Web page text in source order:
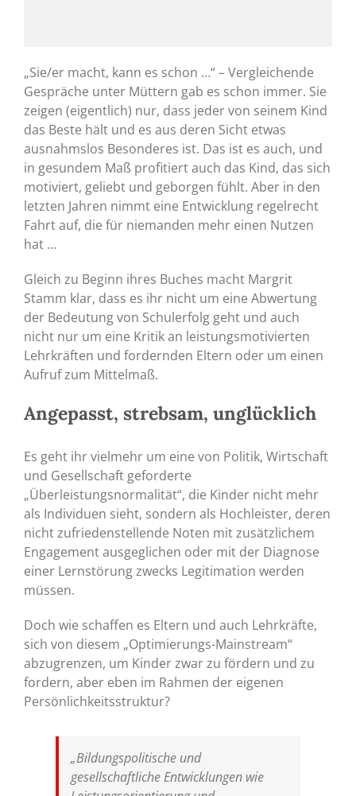
„Sie/er macht, kann es schon …“ – Vergleichende
Gespräche unter Müttern gab es schon immer. Sie
zeigen (eigentlich) nur, dass jeder von seinem Kind
das Beste hält und es aus deren Sicht etwas
ausnahmslos Besonderes ist. Das ist es auch, und
in gesundem Maß profitiert auch das Kind, das sich
motiviert, geliebt und geborgen fühlt. Aber in den
letzten Jahren nimmt eine Entwicklung regelrecht
Fahrt auf, die für niemanden mehr einen Nutzen
hat …
Gleich zu Beginn ihres Buches macht Margrit
Stamm klar, dass es ihr nicht um eine Abwertung
der Bedeutung von Schulerfolg geht und auch
nicht nur um eine Kritik an leistungsmotivierten
Lehrkräften und fordernden Eltern oder um einen
Aufruf zum Mittelmaß.
Angepasst, strebsam, unglücklich
Es geht ihr vielmehr um eine von Politik, Wirtschaft
und Gesellschaft geforderte
„Überleistungsnormalität“, die Kinder nicht mehr
als Individuen sieht, sondern als Hochleister, deren
nicht zufriedenstellende Noten mit zusätzlichem
Engagement ausgeglichen oder mit der Diagnose
einer Lernstörung zwecks Legitimation werden
müssen.
Doch wie schaffen es Eltern und auch Lehrkräfte,
sich von diesem „Optimierungs-Mainstream“
abzugrenzen, um Kinder zwar zu fördern und zu
fordern, aber eben im Rahmen der eigenen
Persönlichkeitsstruktur?
„Bildungspolitische und
gesellschaftliche Entwicklungen wie